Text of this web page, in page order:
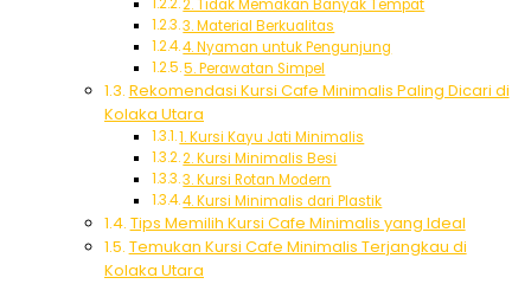
2. Tidak Memakan Banyak Tempat
3. Material Berkualitas
4. Nyaman untuk Pengunjung
5. Perawatan Simpel
Rekomendasi Kursi Cafe Minimalis Paling Dicari di
Kolaka Utara
1. Kursi Kayu Jati Minimalis
2. Kursi Minimalis Besi
3. Kursi Rotan Modern
4. Kursi Minimalis dari Plastik
Tips Memilih Kursi Cafe Minimalis yang Ideal
Temukan Kursi Cafe Minimalis Terjangkau di
Kolaka Utara